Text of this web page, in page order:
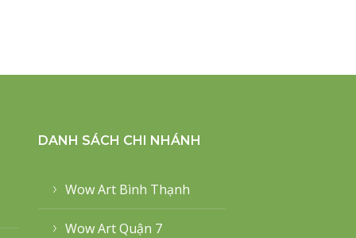
DANH SÁCH CHI NHÁNH
Wow Art Bình Thạnh
Wow Art Quận 7